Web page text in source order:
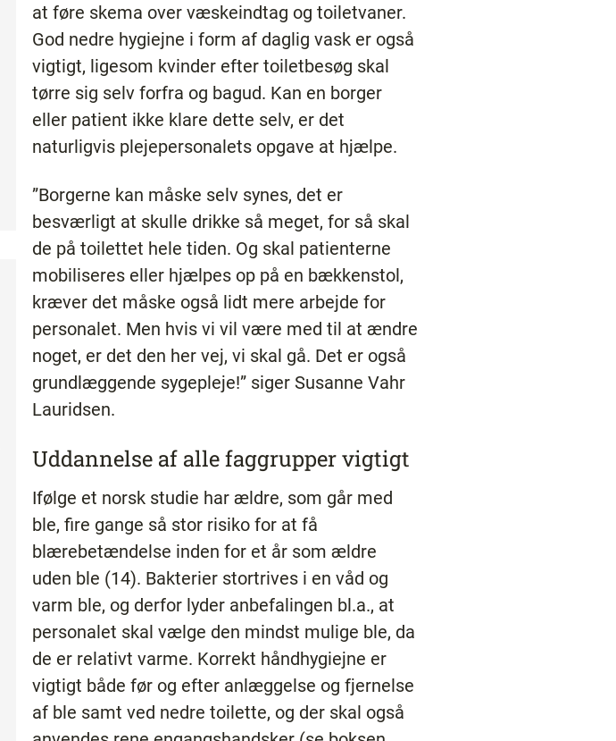
at føre skema over væskeindtag og toiletvaner.
God nedre hygiejne i form af daglig vask er også
vigtigt, ligesom kvinder efter toiletbesøg skal
tørre sig selv forfra og bagud. Kan en borger
eller patient ikke klare dette selv, er det
naturligvis plejepersonalets opgave at hjælpe.
”Borgerne kan måske selv synes, det er
besværligt at skulle drikke så meget, for så skal
de på toilettet hele tiden. Og skal patienterne
mobiliseres eller hjælpes op på en bækkenstol,
kræver det måske også lidt mere arbejde for
personalet. Men hvis vi vil være med til at ændre
noget, er det den her vej, vi skal gå. Det er også
grundlæggende sygepleje!” siger Susanne Vahr
Lauridsen.
Uddannelse af alle faggrupper vigtigt
Ifølge et norsk studie har ældre, som går med
ble, fire gange så stor risiko for at få
blærebetændelse inden for et år som ældre
uden ble (14). Bakterier stortrives i en våd og
varm ble, og derfor lyder anbefalingen bl.a., at
personalet skal vælge den mindst mulige ble, da
de er relativt varme. Korrekt håndhygiejne er
vigtigt både før og efter anlæggelse og fjernelse
af ble samt ved nedre toilette, og der skal også